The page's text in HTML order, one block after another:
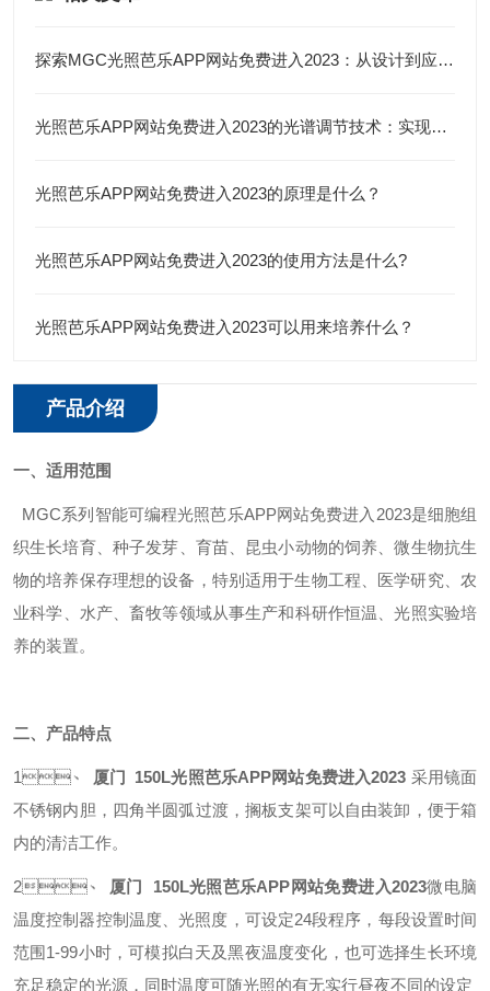
探索MGC光照芭乐APP网站免费进入2023：从设计到应用的全面剖析
光照芭乐APP网站免费进入2023的光谱调节技术：实现精准光照管理
光照芭乐APP网站免费进入2023的原理是什么？
光照芭乐APP网站免费进入2023的使用方法是什么?
光照芭乐APP网站免费进入2023可以用来培养什么？
产品介绍
一、适用范围
MGC系列智能可编程光照芭乐APP网站免费进入2023是细胞组
织生长培育、种子发芽、育苗、昆虫小动物的饲养、微生物抗生
物的培养保存理想的设备，特别适用于生物工程、医学研究、农
业科学、水产、畜牧等领域从事生产和科研作恒温、光照实验培
养的装置。
二、产品特点
1、 厦门 150L光照芭乐APP网站免费进入2023 采用镜面
不锈钢内胆，四角半圆弧过渡，搁板支架可以自由装卸，便于箱
内的清洁工作。
2、 厦门 150L光照芭乐APP网站免费进入2023微电脑
温度控制器控制温度、光照度，可设定24段程序，每段设置时间
范围1-99小时，可模拟白天及黑夜温度变化，也可选择生长环境
充足稳定的光源，同时温度可随光照的有无实行昼夜不同的设定